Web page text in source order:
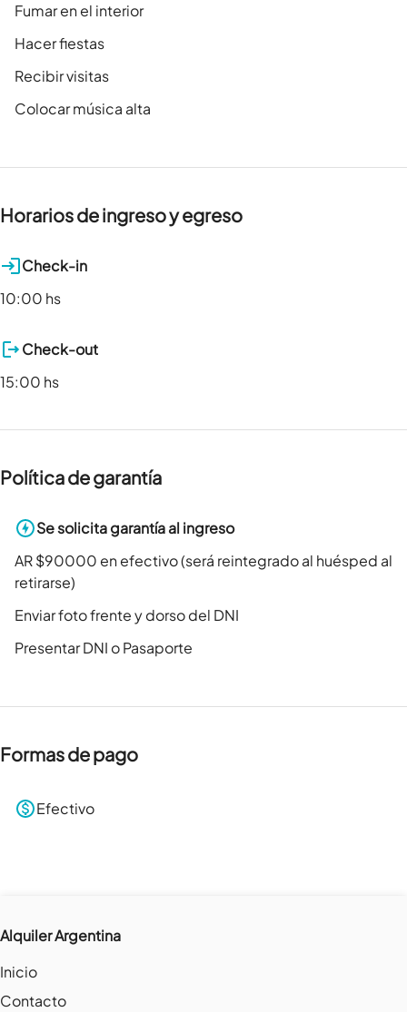
Fumar en el interior
Hacer fiestas
Recibir visitas
Colocar música alta
Horarios de ingreso y egreso
Check-in
10:00 hs
Check-out
15:00 hs
Política de garantía
Se solicita garantía al ingreso
AR $90000 en efectivo (será reintegrado al huésped al
retirarse)
Enviar foto frente y dorso del DNI
Presentar DNI o Pasaporte
Formas de pago
Efectivo
Alquiler Argentina
Inicio
Contacto